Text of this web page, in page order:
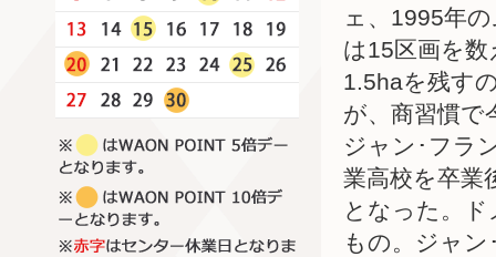
ェ、1995年
は15区画を
1.5haを残す
が、商習慣で
ジャン･フラ
業高校を卒業
となった。
もの。ジャ